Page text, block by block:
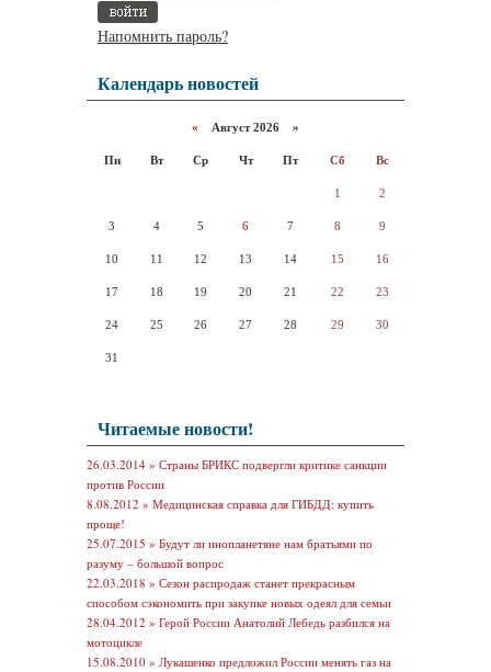
Напомнить пароль?
Календарь новостей
« Август 2026 »
Пн Вт Ср Чт Пт Сб Вс
1 2
3 4 5 6 7 8 9
10 11 12 13 14 15 16
17 18 19 20 21 22 23
24 25 26 27 28 29 30
31
Читаемые новости!
26.03.2014 » Страны БРИКС подвергли критике санкции
против России
8.08.2012 » Медицинская справка для ГИБДД: купить
проще!
25.07.2015 » Будут ли инопланетяне нам братьями по
разуму – большой вопрос
22.03.2018 » Сезон распродаж станет прекрасным
способом сэкономить при закупке новых одеял для семьи
28.04.2012 » Герой России Анатолий Лебедь разбился на
мотоцикле
15.08.2010 » Лукашенко предложил России менять газ на